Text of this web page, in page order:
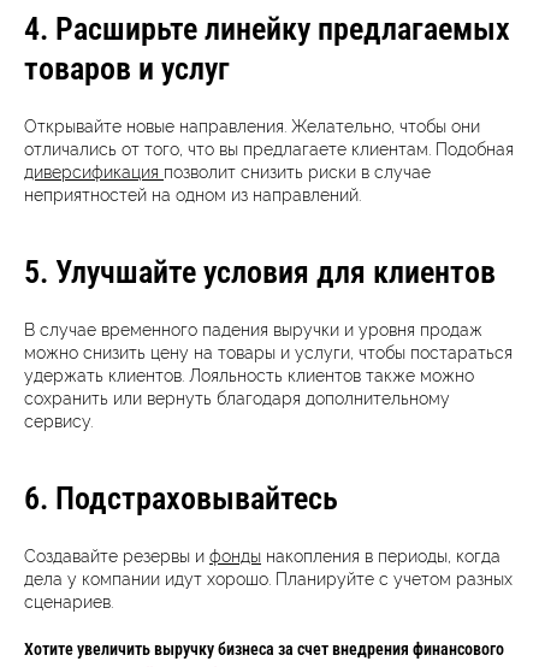
4. Расширьте линейку предлагаемых
товаров и услуг
Открывайте новые направления. Желательно, чтобы они
отличались от того, что вы предлагаете клиентам . Подобная
диверсификация позволит снизить риски в случае
неприятностей на одном из направлений.
5. Улучшайте условия для клиентов
В случае временного падения выручки и уровня продаж
можно снизить цену на товары и услуги, чтобы постараться
удержать клиентов. Лояльность клиентов также можно
сохранить или вернуть благодаря дополнительному
сервису.
6. Подстраховывайтесь
Создавайте резервы и фонды накопления в периоды, когда
дела у компании идут хорошо. Планируйте с учетом разных
сценариев.
Хотите увеличить выручку бизнеса за счет внедрения финансового